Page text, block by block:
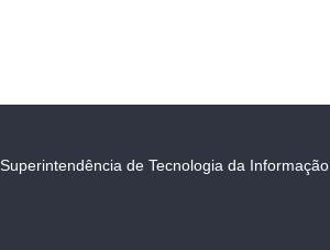
Superintendência de Tecnologia da Informação